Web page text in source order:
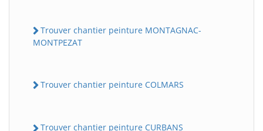
Trouver chantier peinture MONTAGNAC-
MONTPEZAT
Trouver chantier peinture COLMARS
Trouver chantier peinture CURBANS